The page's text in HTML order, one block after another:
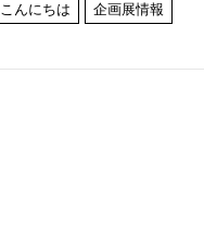
んにちは 企画展情報